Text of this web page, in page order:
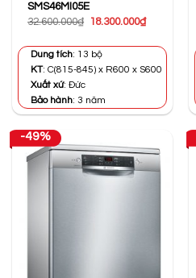
SMS46MI05E
32.600.000₫
Giá
32.600.000₫.
18.300.000₫Giá
Dung tích: 13 bộ
KT: C(815-845) x R600 x S600
Xuất xứ: Đức
Bảo hành: 3 năm
-49%